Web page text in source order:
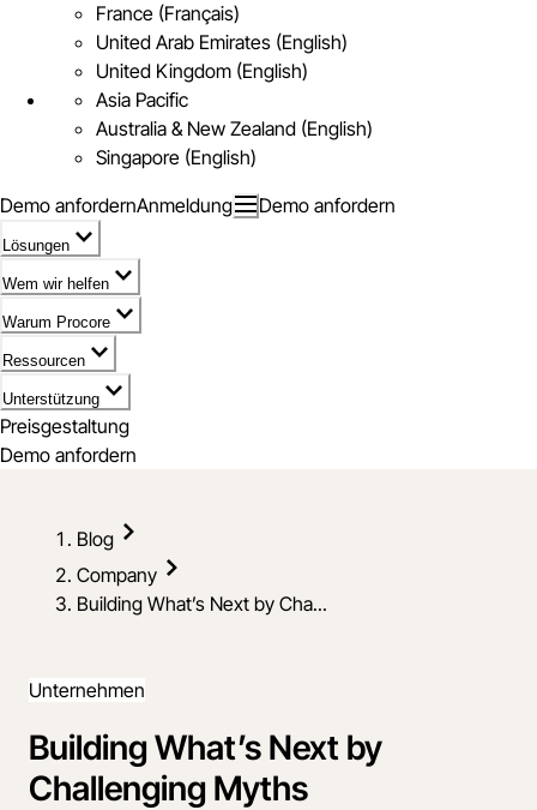
France (Français)
United Arab Emirates (English)
United Kingdom (English)
Asia Pacific
Australia & New Zealand (English)
Singapore (English)
Demo anfordernAnmeldung Demo anfordern
Lösungen
Wem wir helfen
Warum Procore
Ressourcen
Unterstützung
Preisgestaltung
Demo anfordern
Blog
Company
Building What’s Next by Cha...
Unternehmen
Building What’s Next by
Challenging Myths